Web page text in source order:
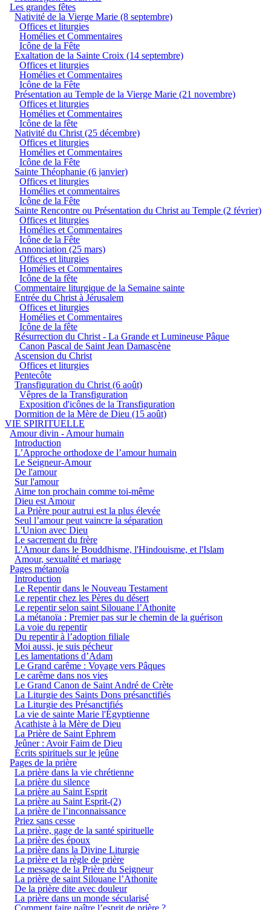
Les grandes fêtes
Nativité de la Vierge Marie (8 septembre)
Offices et liturgies
Homélies et Commentaires
Icône de la Fête
Exaltation de la Sainte Croix (14 septembre)
Offices et liturgies
Homélies et Commentaires
Icône de la Fête
Présentation au Temple de la Vierge Marie (21 novembre)
Offices et liturgies
Homélies et Commentaires
Icône de la fête
Nativité du Christ (25 décembre)
Offices et liturgies
Homélies et Commentaires
Icône de la Fête
Sainte Théophanie (6 janvier)
Offices et liturgies
Homélies et commentaires
Icône de la Fête
Sainte Rencontre ou Présentation du Christ au Temple (2 février)
Offices et liturgies
Homélies et Commentaires
Icône de la Fête
Annonciation (25 mars)
Offices et liturgies
Homélies et Commentaires
Icône de la fête
Commentaire liturgique de la Semaine sainte
Entrée du Christ à Jérusalem
Offices et liturgies
Homélies et Commentaires
Icône de la fête
Résurrection du Christ - La Grande et Lumineuse Pâque
Canon Pascal de Saint Jean Damascène
Ascension du Christ
Offices et liturgies
Pentecôte
Transfiguration du Christ (6 août)
Vêpres de la Transfiguration
Exposition d'icônes de la Transfiguration
Dormition de la Mère de Dieu (15 août)
VIE SPIRITUELLE
Amour divin - Amour humain
Introduction
L’Approche orthodoxe de l’amour humain
Le Seigneur-Amour
De l'amour
Sur l'amour
Aime ton prochain comme toi-même
Dieu est Amour
La Prière pour autrui est la plus élevée
Seul l’amour peut vaincre la séparation
L'Union avec Dieu
Le sacrement du frère
L'Amour dans le Bouddhisme, l'Hindouisme, et l'Islam
Amour, sexualité et mariage
Pages métanoïa
Introduction
Le Repentir dans le Nouveau Testament
Le repentir chez les Pères du désert
Le repentir selon saint Silouane l’Athonite
La métanoïa : Premier pas sur le chemin de la guérison
La voie du repentir
Du repentir à l’adoption filiale
Moi aussi, je suis pécheur
Les lamentations d’Adam
Le Grand carême : Voyage vers Pâques
Le carême dans nos vies
Le Grand Canon de Saint André de Crète
La Liturgie des Saints Dons présanctifiés
La Liturgie des Présanctifiés
La vie de sainte Marie l'Égyptienne
Acathiste à la Mère de Dieu
La Prière de Saint Éphrem
Jeûner : Avoir Faim de Dieu
Écrits spirituels sur le jeûne
Pages de la prière
La prière dans la vie chrétienne
La prière du silence
La prière au Saint Esprit
La prière au Saint Esprit-(2)
La prière de l’inconnaissance
Priez sans cesse
La prière, gage de la santé spirituelle
La prière des époux
La prière dans la Divine Liturgie
La prière et la règle de prière
Le message de la Prière du Seigneur
La prière de saint Silouane l’Athonite
De la prière dite avec douleur
La prière dans un monde sécularisé
Comment faire naître l’esprit de prière ?